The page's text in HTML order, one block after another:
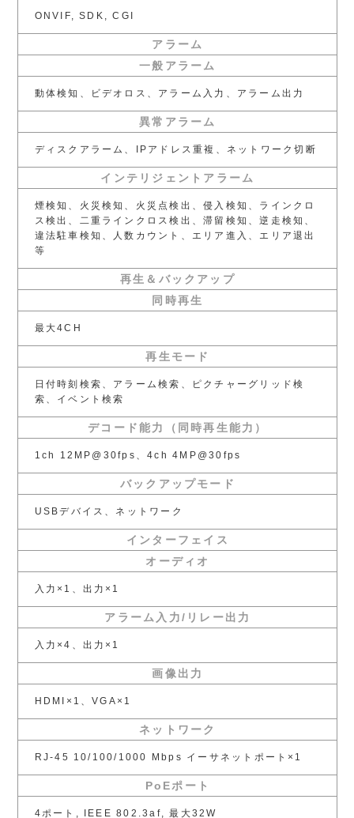
ONVIF, SDK, CGI
アラーム
一般アラーム
動体検知、ビデオロス、アラーム入力、アラーム出力
異常アラーム
ディスクアラーム、IPアドレス重複、ネットワーク切断
インテリジェントアラーム
煙検知、火災検知、火災点検出、侵入検知、ラインクロ
ス検出、二重ラインクロス検出、滞留検知、逆走検知、
違法駐車検知、人数カウント、エリア進入、エリア退出
等
再生＆バックアップ
同時再生
最大4CH
再生モード
日付時刻検索、アラーム検索、ピクチャーグリッド検
索、イベント検索
デコード能力（同時再生能力）
1ch 12MP@30fps、4ch 4MP@30fps
バックアップモード
USBデバイス、ネットワーク
インターフェイス
オーディオ
入力×1、出力×1
アラーム入力/リレー出力
入力×4、出力×1
画像出力
HDMI×1、VGA×1
ネットワーク
RJ-45 10/100/1000 Mbps イーサネットポート×1
PoEポート
4ポート, IEEE 802.3af, 最大32W